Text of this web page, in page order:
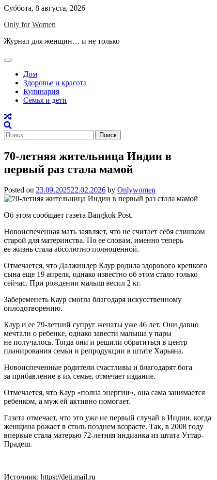
Skip
content
Суббота, 8 августа, 2026
Only for Women
Журнал для женщин… и не только
Дом
Здоровье и красота
Кулинария
Семья и дети
Найти:
70-летняя жительница Индии в
первый раз стала мамой
Posted on 23.09.202522.02.2026 by Onlywomen
Об этом сообщает газета Bangkok Post.
Новоиспеченная мать заявляет, что не считает себя слишком
старой для материнства. По ее словам, именно теперь
ее жизнь стала абсолютно полноценной.
Отмечается, что Далжиндер Каур родила здорового крепкого
сына еще 19 апреля, однако известно об этом стало только
сейчас. При рождении малыш весил 2 кг.
Забеременеть Каур смогла благодаря искусственному
оплодотворению.
Каур и ее 79-летний супруг женаты уже 46 лет. Они давно
мечтали о ребенке, однако завести малыша у пары
не получалось. Тогда они и решили обратиться в центр
планирования семьи и репродукции в штате Харьяна.
Новоиспеченные родители счастливы и благодарят бога
за прибавление в их семье, отмечает издание.
Отмечается, что Каур «полна энергии», она сама занимается
ребенком, а муж ей активно помогает.
Газета отмечает, что это уже не первый случай в Индии, когда
женщина рожает в столь позднем возрасте. Так, в 2008 году
впервые стала матерью 72-летняя индианка из штата Уттар-
Прадеш.
Источник: https://deti.mail.ru